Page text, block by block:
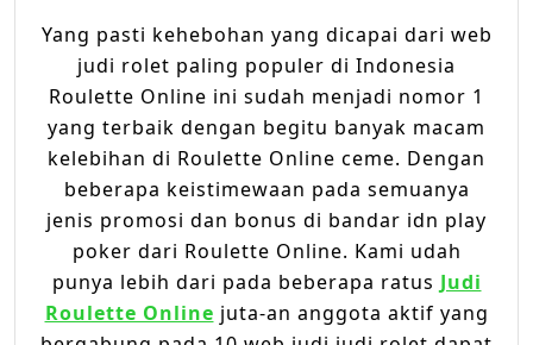
Yang pasti kehebohan yang dicapai dari web
judi rolet paling populer di Indonesia
Roulette Online ini sudah menjadi nomor 1
yang terbaik dengan begitu banyak macam
kelebihan di Roulette Online ceme. Dengan
beberapa keistimewaan pada semuanya
jenis promosi dan bonus di bandar idn play
poker dari Roulette Online. Kami udah
punya lebih dari pada beberapa ratus Judi
Roulette Online juta-an anggota aktif yang